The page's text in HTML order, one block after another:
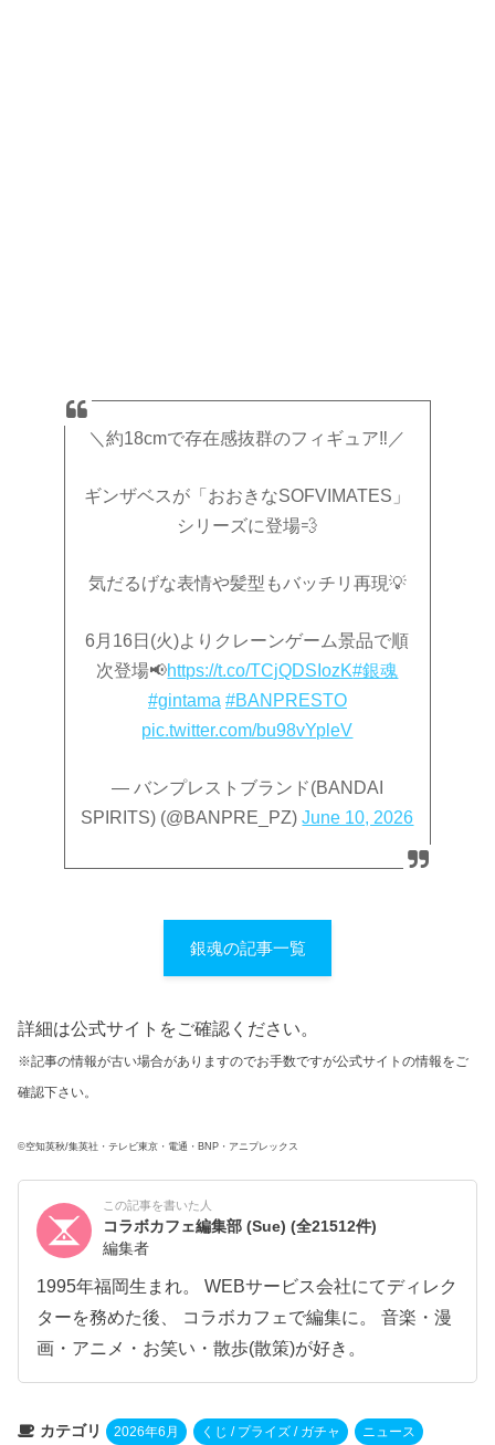
＼約18cmで存在感抜群のフィギュア‼️／
ギンザベスが「おおきなSOFVIMATES」
シリーズに登場💨
気だるげな表情や髪型もバッチリ再現💡
6月16日(火)よりクレーンゲーム景品で順
次登場📢https://t.co/TCjQDSIozK#銀魂
#gintama #BANPRESTO
pic.twitter.com/bu98vYpleV
— バンプレストブランド(BANDAI
SPIRITS) (@BANPRE_PZ)June 10, 2026
銀魂の記事一覧
詳細は公式サイトをご確認ください。
※記事の情報が古い場合がありますのでお手数ですが公式サイトの情報をご
確認下さい。
©空知英秋/集英社・テレビ東京・電通・BNP・アニプレックス
この記事を書いた人
コラボカフェ編集部 (Sue)(全21512件)
編集者
1995年福岡生まれ。 WEBサービス会社にてディレク
ターを務めた後、 コラボカフェで編集に。 音楽・漫
画・アニメ・お笑い・散歩(散策)が好き。
カテゴリ 2026年6月 くじ / プライズ / ガチャ ニュース